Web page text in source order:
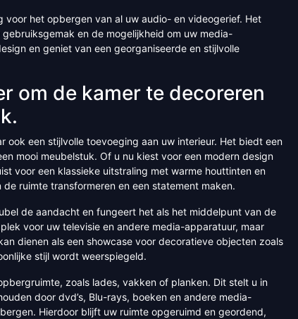
voor het opbergen van al uw audio- en videogerief. Het
en de mogelijkheid om uw media-
en geniet van een georganiseerde en stijlvolle
om de kamer te decoreren
ook een stijlvolle toevoeging aan uw interieur. Het biedt een
mooi meubelstuk. Of u nu kiest voor een modern design
voor een klassieke uitstraling met warme houttinten en
ruimte transformeren en een statement maken.
de aandacht en fungeert het als het middelpunt van de
voor uw televisie en andere media-apparatuur, maar
dienen als een showcase voor decoratieve objecten zoals
stijl wordt weerspiegeld.
zoals lades, vakken of planken. Dit stelt u in
door dvd’s, Blu-rays, boeken en andere media-
Hierdoor blijft uw ruimte opgeruimd en geordend,